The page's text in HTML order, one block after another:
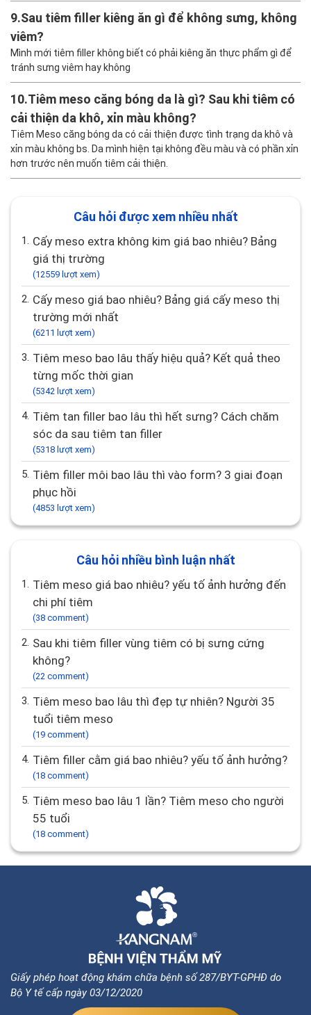
9.Sau tiêm filler kiêng ăn gì để không sưng, không
viêm?
Mình mới tiêm filler không biết có phải kiêng ăn thực phẩm gì để
tránh sưng viêm hay không
10.Tiêm meso căng bóng da là gì? Sau khi tiêm có
cải thiện da khô, xỉn màu không?
Tiêm Meso căng bóng da có cải thiện được tình trạng da khô và
xỉn màu không bs. Da mình hiện tại không đều màu và có phần xỉn
hơn trước nên muốn tiêm cải thiện.
Câu hỏi được xem nhiều nhất
1. Cấy meso extra không kim giá bao nhiêu? Bảng
giá thị trường
(12559 lượt xem)
2. Cấy meso giá bao nhiêu? Bảng giá cấy meso thị
trường mới nhất
(6211 lượt xem)
3. Tiêm meso bao lâu thấy hiệu quả? Kết quả theo
từng mốc thời gian
(5342 lượt xem)
4. Tiêm tan filler bao lâu thì hết sưng? Cách chăm
sóc da sau tiêm tan filler
(5318 lượt xem)
5. Tiêm filler môi bao lâu thì vào form? 3 giai đoạn
phục hồi
(4853 lượt xem)
Câu hỏi nhiều bình luận nhất
1. Tiêm meso giá bao nhiêu? yếu tố ảnh hưởng đến
chi phí tiêm
(38 comment)
2. Sau khi tiêm filler vùng tiêm có bị sưng cứng
không?
(22 comment)
3. Tiêm meso bao lâu thì đẹp tự nhiên? Người 35
tuổi tiêm meso
(19 comment)
4. Tiêm filler cằm giá bao nhiêu? yếu tố ảnh hưởng?
(18 comment)
5. Tiêm meso bao lâu 1 lần? Tiêm meso cho người
55 tuổi
(18 comment)
Giấy phép hoạt động khám chữa bệnh số 287/BYT-GPHĐ do
Bộ Y tế cấp ngày 03/12/2020